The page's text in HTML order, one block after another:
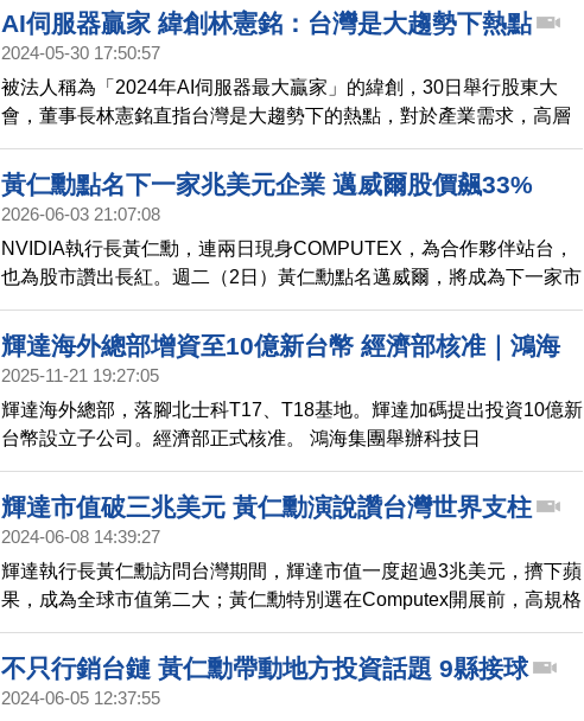
全球半導體產業的重要性。
AI伺服器贏家 緯創林憲銘：台灣是大趨勢下熱點
2024-05-30 17:50:57
被法人稱為「2024年AI伺服器最大贏家」的緯創，30日舉行股東大
會，董事長林憲銘直指台灣是大趨勢下的熱點，對於產業需求，高層
表示，目前AI市場需求還是很大。
黃仁勳點名下一家兆美元企業 邁威爾股價飆33%
2026-06-03 21:07:08
NVIDIA執行長黃仁勳，連兩日現身COMPUTEX，為合作夥伴站台，
也為股市讚出長紅。週二（2日）黃仁勳點名邁威爾，將成為下一家市
值突破一兆美元企業。帶動邁威爾週三（3日）股價飆高32.52%，創
下最大單日漲幅；台股也跟著大漲，站上4萬6千點大關。
輝達海外總部增資至10億新台幣 經濟部核准｜鴻海
xOpenAI擴美在地製造 劉揚偉：與世界級公司深度
合作｜台美關稅談判 英媒：台對美投資上看4000億
美元｜台積電羅唯仁疑跳槽洩密 英特爾駁：毫無根據
2025-11-21 19:27:05
輝達海外總部，落腳北士科T17、T18基地。輝達加碼提出投資10億新
台幣設立子公司。經濟部正式核准。 鴻海集團舉辦科技日
（HHTD25），宣布攜手OpenAI，擴大美國製造，也鎖定機器人領
域。鴻海創辦人郭台銘，以嘉賓身份現身。 台美關稅談判，美國官員
暗示，台灣對美投資，上看4千億美元。經濟部長龔明鑫，表示還不確
密，引發擔憂。週四，英特爾執行長陳立武回應，「只是謠言和猜
測，毫無根據。」
輝達市值破三兆美元 黃仁勳演說讚台灣世界支柱
2024-06-08 14:39:27
輝達執行長黃仁勳訪問台灣期間，輝達市值一度超過3兆美元，擠下蘋
果，成為全球市值第二大；黃仁勳特別選在Computex開展前，高規格
公布下世代Rubin平台，以及新數位孿生模型。
不只行銷台鏈 黃仁勳帶動地方投資話題 9縣接球
2024-06-05 12:37:55